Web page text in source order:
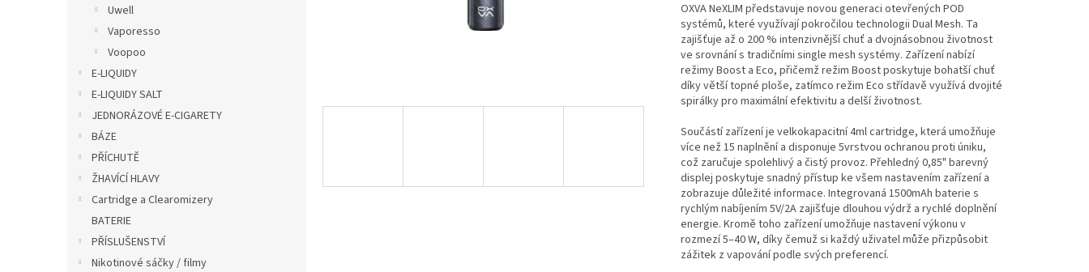
Uwell
Vaporesso
Voopoo
E-LIQUIDY
E-LIQUIDY SALT
JEDNORÁZOVÉ E-CIGARETY
BÁZE
PŘÍCHUTĚ
ŽHAVÍCÍ HLAVY
Cartridge a Clearomizery
BATERIE
PŘÍSLUŠENSTVÍ
Nikotinové sáčky / filmy
OXVA NeXLIM představuje novou generaci otevřených POD
systémů, které využívají pokročilou technologii Dual Mesh. Ta
zajišťuje až o 200 % intenzivnější chuť a dvojnásobnou životnost
ve srovnání s tradičními single mesh systémy. Zařízení nabízí
režimy Boost a Eco, přičemž režim Boost poskytuje bohatší chuť
díky větší topné ploše, zatímco režim Eco střídavě využívá dvojité
spirálky pro maximální efektivitu a delší životnost.
Součástí zařízení je velkokapacitní 4ml cartridge, která umožňuje
více než 15 naplnění a disponuje 5vrstvou ochranou proti úniku,
což zaručuje spolehlivý a čistý provoz. Přehledný 0,85" barevný
displej poskytuje snadný přístup ke všem nastavením zařízení a
zobrazuje důležité informace. Integrovaná 1500mAh baterie s
rychlým nabíjením 5V/2A zajišťuje dlouhou výdrž a rychlé doplnění
energie. Kromě toho zařízení umožňuje nastavení výkonu v
rozmezí 5–40 W, díky čemuž si každý uživatel může přizpůsobit
zážitek z vapování podle svých preferencí.